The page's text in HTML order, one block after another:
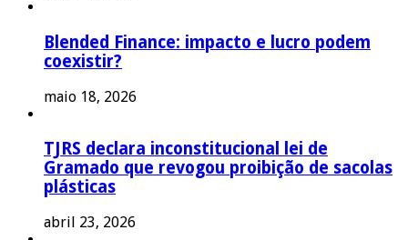
Blended Finance: impacto e lucro podem
coexistir?
maio 18, 2026
TJRS declara inconstitucional lei de
Gramado que revogou proibição de sacolas
plásticas
abril 23, 2026